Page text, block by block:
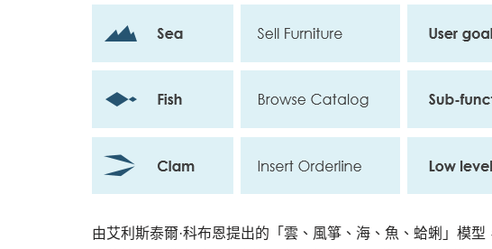
由艾利斯泰爾·科布恩提出的「雲、風箏、海、魚、蛤蜊」模